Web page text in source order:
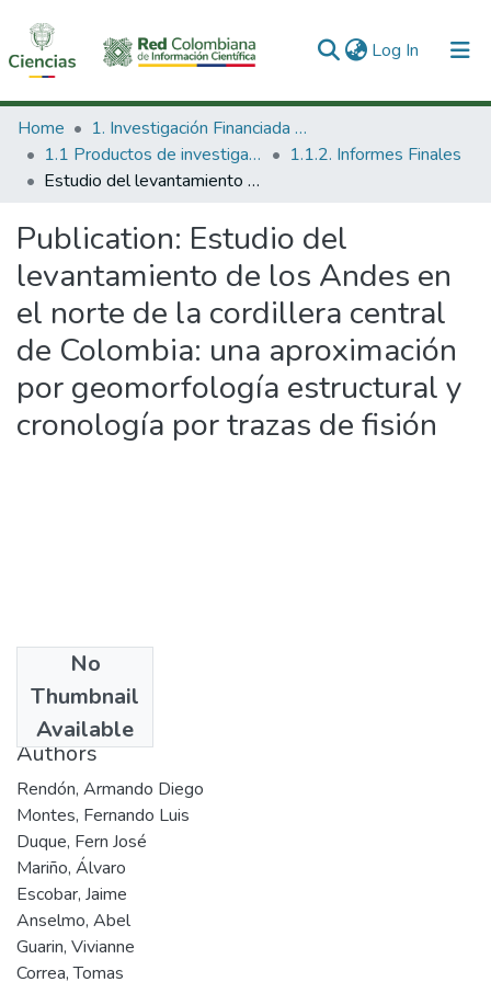
Log In (current)
Communities & Collections
All of DSpace
Home
1. Investigación Financiada con Recursos Públicos
1.1 Productos de investigación
1.1.2. Informes Finales
Estudio del levantamiento de los Andes en el norte de la cordillera central de Colombia: una aproximación por geomorfología estructural y cronología por trazas de fisión
Publication: Estudio del
levantamiento de los Andes en
el norte de la cordillera central
de Colombia: una aproximación
por geomorfología estructural y
cronología por trazas de fisión
No
Thumbnail
Available
2006
Authors
Rendón, Armando Diego
Montes, Fernando Luis
Duque, Fern José
Mariño, Álvaro
Escobar, Jaime
Anselmo, Abel
Guarin, Vivianne
Correa, Tomas